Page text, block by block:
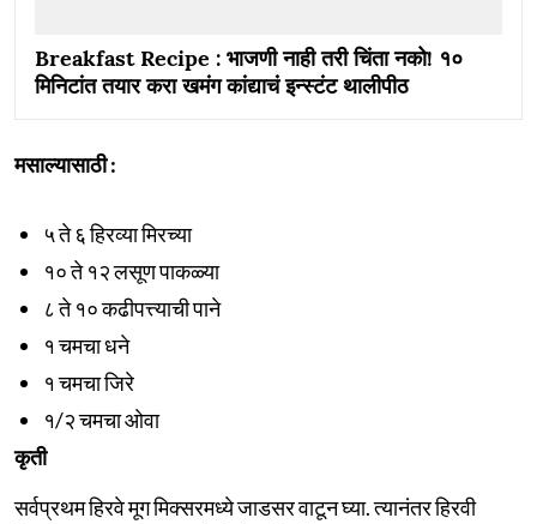
Breakfast Recipe : भाजणी नाही तरी चिंता नको! १०
मिनिटांत तयार करा खमंग कांद्याचं इन्स्टंट थालीपीठ
मसाल्यासाठी :
५ ते ६ हिरव्या मिरच्या
१० ते १२ लसूण पाकळ्या
८ ते १० कढीपत्त्याची पाने
१ चमचा धने
१ चमचा जिरे
१/२ चमचा ओवा
कृती
सर्वप्रथम हिरवे मूग मिक्सरमध्ये जाडसर वाटून घ्या. त्यानंतर हिरवी